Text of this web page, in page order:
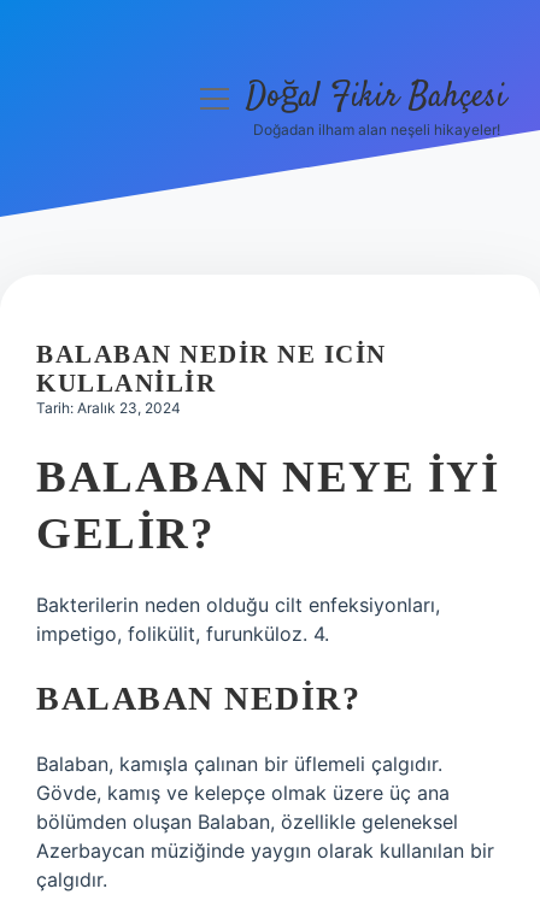
Hakkımızda
menüyüDoğal Fikir Bahçesi
Doğadan ilham alan neşeli hikayeler!
BALABAN NEDIR NE ICIN
KULLANILIR
Tarih: Aralık 23, 2024
BALABAN NEYE IYI
GELIR?
Bakterilerin neden olduğu cilt enfeksiyonları,
impetigo, folikülit, furunküloz. 4.
BALABAN NEDIR?
Balaban, kamışla çalınan bir üflemeli çalgıdır.
Gövde, kamış ve kelepçe olmak üzere üç ana
bölümden oluşan Balaban, özellikle geleneksel
Azerbaycan müziğinde yaygın olarak kullanılan bir
çalgıdır.